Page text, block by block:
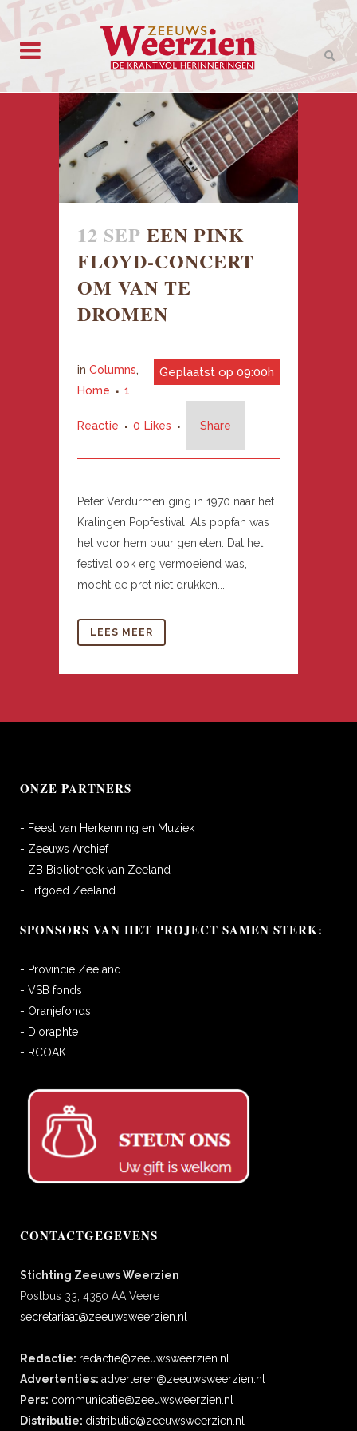
12 SEP EEN PINK
FLOYD-CONCERT
OM VAN TE
DROMEN
Geplaatst op 09:00h
in Columns,
Home
1
Reactie 0 Likes Share
Peter Verdurmen ging in 1970 naar het
Kralingen Popfestival. Als popfan was
het voor hem puur genieten. Dat het
festival ook erg vermoeiend was,
mocht de pret niet drukken....
LEES MEER
ONZE PARTNERS
- Feest van Herkenning en Muziek
- Zeeuws Archief
- ZB Bibliotheek van Zeeland
- Erfgoed Zeeland
SPONSORS VAN HET PROJECT SAMEN STERK:
- Provincie Zeeland
- VSB fonds
- Oranjefonds
- Dioraphte
- RCOAK
CONTACTGEGEVENS
Stichting Zeeuws Weerzien
Postbus 33, 4350 AA Veere
secretariaat@zeeuwsweerzien.nl
Redactie: redactie@zeeuwsweerzien.nl
Advertenties: adverteren@zeeuwsweerzien.nl
Pers: communicatie@zeeuwsweerzien.nl
Distributie: distributie@zeeuwsweerzien.nl